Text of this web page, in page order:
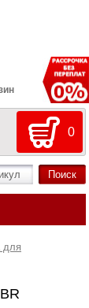
0
для